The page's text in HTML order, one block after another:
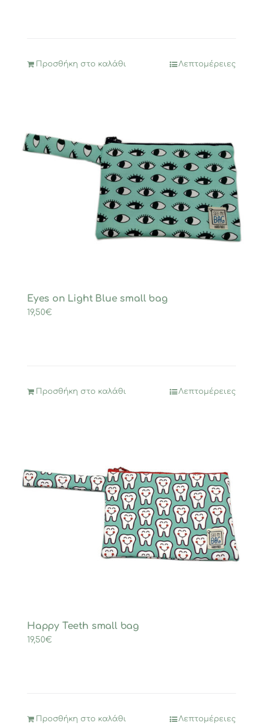
Προσθήκη στο καλάθι Λεπτομέρειες
Eyes on Light Blue small bag
19,50€
Προσθήκη στο καλάθι Λεπτομέρειες
Happy Teeth small bag
19,50€
Προσθήκη στο καλάθι Λεπτομέρειες